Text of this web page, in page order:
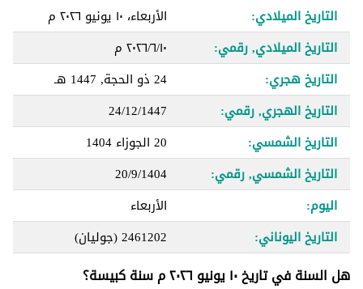
التاريخ الميلادي:
الأربعاء، ١٠ يونيو ٢٠٢٦ م
التاريخ الميلادي, رقمي:
١٠‏/٦‏/٢٠٢٦ م
التاريخ هجري:
24 ذو الحجة, 1447 هـ
التاريخ الهجري, رقمي:
24/12/1447
التاريخ الشمسي:
20 الجوزاء 1404
التاريخ الشمسي, رقمي:
20/9/1404
اليوم:
الأربعاء
التاريخ اليوناني:
2461202(جوليان)
هل السنة في تاريخ ١٠ يونيو ٢٠٢٦ م سنة كبيسة؟